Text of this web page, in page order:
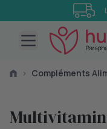
Open main menu
› Compléments